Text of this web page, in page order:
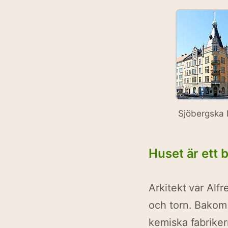
Sjöbergska
Huset är ett
Arkitekt var
och torn.
kemiska